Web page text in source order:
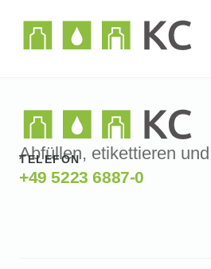
Abfüllen, etikettieren
TELEFON
+49 5223 6887-0